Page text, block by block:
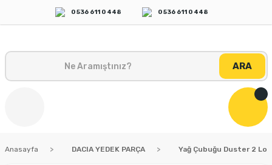
0 536 611 0 448 0 536 611 0 448
ARA
Anasayfa DACIA YEDEK PARÇA Yağ Çubuğu Duster 2